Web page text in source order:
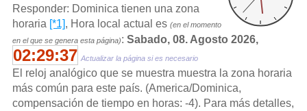
Responder: Dominica tienen una zona
horaria [*1], Hora local actual es (en el momento
en el que se genera esta página): Sabado, 08. Agosto 2026,
02:29:37 Actualizar la página si es necesario
El reloj analógico que se muestra muestra la zona horaria
más común para este país. (America/Dominica,
compensación de tiempo en horas: -4). Para más detalles,